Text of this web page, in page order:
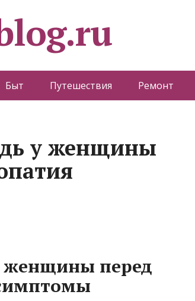
Быт Путешествия Ремонт
у женщины
женщины перед